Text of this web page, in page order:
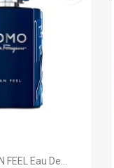
rápida
FEEL Eau De...